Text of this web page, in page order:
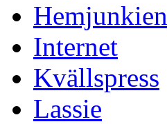
Hemjunkien
Internet
Kvällspress
Lassie